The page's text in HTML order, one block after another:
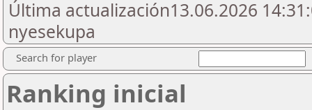
Última actualización13.06.2026
nyesekupa
Search for player
Ranking inicial